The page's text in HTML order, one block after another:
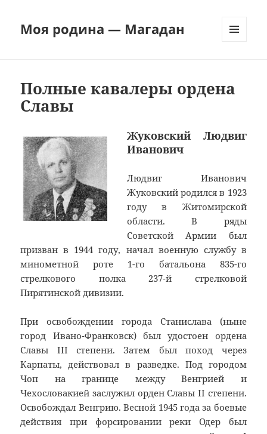
Моя родина — Магадан
Полные кавалеры ордена
Славы
Жуковский Людвиг
Иванович
Людвиг Иванович
Жуковский родился в 1923
году в Житомирской
области. В ряды
Советской Армии был
призван в 1944 году, начал военную службу в
минометной роте 1-го батальона 835-го
стрелкового полка 237-й стрелковой
Пирятинской дивизии.
При освобождении города Станислава (ныне
город Ивано-Франковск) был удостоен ордена
Славы III степени. Затем был поход через
Карпаты, действовал в разведке. Под городом
Чоп на границе между Венгрией и
Чехословакией заслужил орден Славы II степени.
Освобождал Венгрию. Весной 1945 года за боевые
действия при форсировании реки Одер был